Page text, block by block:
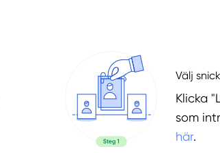
Välj
Klicka
som
här.